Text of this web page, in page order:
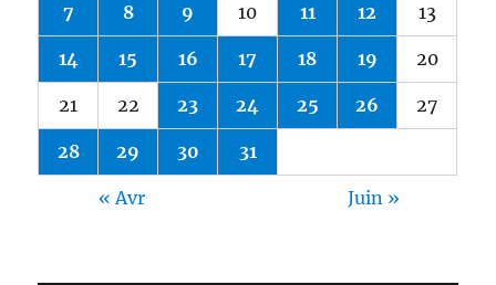
7 8 9 10 11 12 13
14 15 16 17 18 19 20
21 22 23 24 25 26 27
28 29 30 31
« Avr Juin »